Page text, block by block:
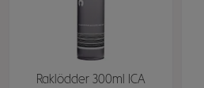
Raklödder 300ml ICA